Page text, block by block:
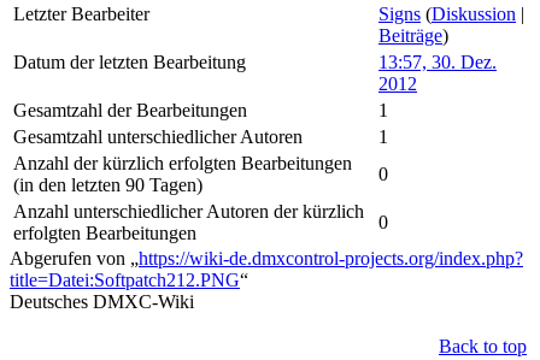
Letzter Bearbeiter
Signs (Diskussion |
Beiträge)
Datum der letzten Bearbeitung
13:57, 30. Dez.
2012
Gesamtzahl der Bearbeitungen
1
Gesamtzahl unterschiedlicher Autoren
1
Anzahl der kürzlich erfolgten Bearbeitungen
(in den letzten 90 Tagen)
0
Anzahl unterschiedlicher Autoren der kürzlich
erfolgten Bearbeitungen
0
Abgerufen von „https://wiki-de.dmxcontrol-projects.org/index.php?
title=Datei:Softpatch212.PNG“
Deutsches DMXC-Wiki
Back to top